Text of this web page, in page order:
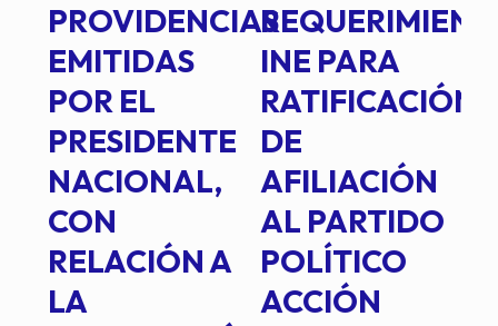
PROVIDENCIAS
EMITIDAS
POR EL
PRESIDENTE
NACIONAL,
CON
RELACIÓN A
LA
INE PARA
RATIFICACIÓN
DE
AFILIACIÓN
AL PARTIDO
POLÍTICO
ACCIÓN